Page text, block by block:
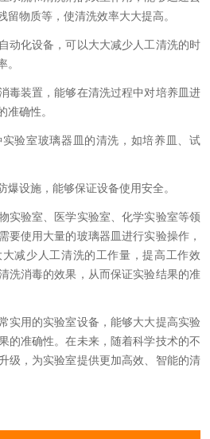
留物质等，使清洗效率大大提高。
化设备，可以大大减少人工清洗的时
。
装置，能够在清洗过程中对培养皿进
准确性。
室玻璃器皿的清洗，如培养皿、试
设施，能够保证设备使用安全。
验室、医学实验室、化学实验室等领
要使用大量的玻璃器皿进行实验操作，
减少人工清洗的工作量，提高工作效
洗消毒的效果，从而保证实验结果的准
用的实验室设备，能够大大提高实验
的准确性。在未来，随着科学技术的不
级，为实验室提供更加高效、智能的清